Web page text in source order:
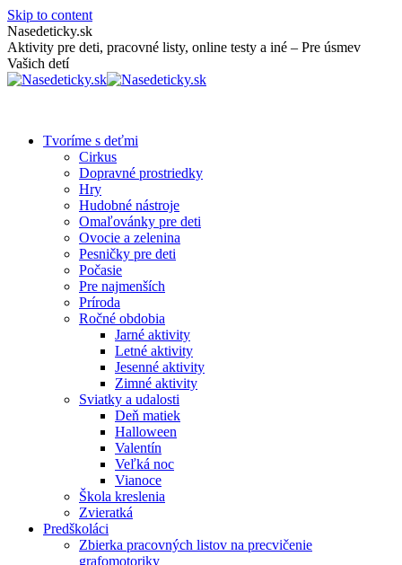
Skip to content
Nasedeticky.sk
Aktivity pre deti, pracovné listy, online testy a iné – Pre úsmev
Vašich detí
Tvoríme s deťmi
Cirkus
Dopravné prostriedky
Hry
Hudobné nástroje
Omaľovánky pre deti
Ovocie a zelenina
Pesničky pre deti
Počasie
Pre najmenších
Príroda
Ročné obdobia
Jarné aktivity
Letné aktivity
Jesenné aktivity
Zimné aktivity
Sviatky a udalosti
Deň matiek
Halloween
Valentín
Veľká noc
Vianoce
Škola kreslenia
Zvieratká
Predškoláci
Zbierka pracovných listov na precvičenie
grafomotoriky